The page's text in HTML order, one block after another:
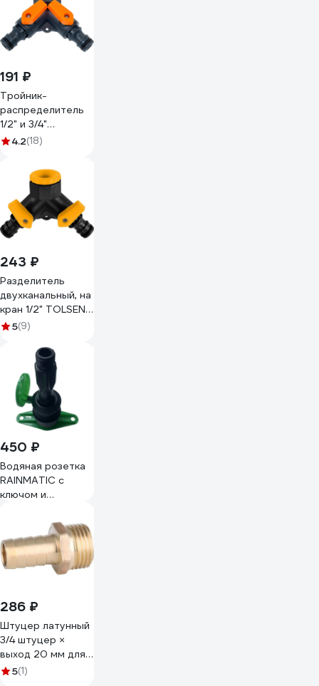
режимов 466631
191 ₽
Тройник-
распределитель
1/2" и 3/4"
STARTUL ST6010-
4.2(18)
243 ₽
Разделитель
двухканальный, на
кран 1/2" TOLSEN
57116
5(9)
450 ₽
Водяная розетка
RAINMATIC с
ключом и
286 ₽
Штуцер латунный
3/4 штуцер ×
выход 20 мм для
систем
5(1)